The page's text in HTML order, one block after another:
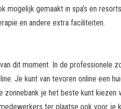
mogelijk gemaakt in spa’s en
en andere extra faciliteiten.
dit moment. In de professionele
Je kunt van tevoren online een
je het beste kunt kiezen
ter plaatse ook voor je